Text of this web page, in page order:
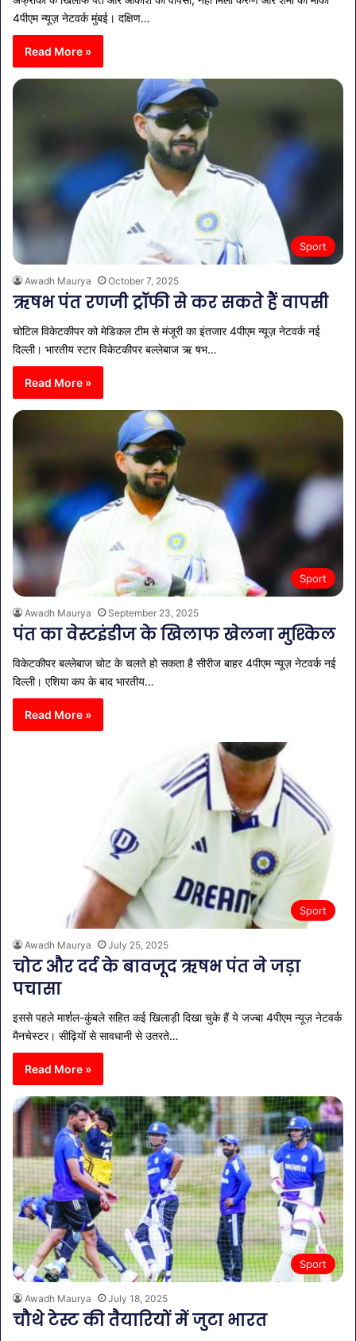
4पीएम न्यूज़ नेटवर्क मुंबई। दक्षिण…
Read More »
Sport
Awadh Maurya October 7, 2025
ऋषभ पंत रणजी ट्रॉफी से कर सकते हैं वापसी
चोटिल विकेटकीपर को मेडिकल टीम से मंजूरी का इंतजार 4पीएम न्यूज़ नेटवर्क नई
दिल्ली। भारतीय स्टार विकेटकीपर बल्लेबाज ऋ षभ…
Read More »
Sport
Awadh Maurya September 23, 2025
पंत का वेस्टइंडीज के खिलाफ खेलना मुश्किल
विकेटकीपर बल्लेबाज चोट के चलते हो सकता है सीरीज बाहर 4पीएम न्यूज़ नेटवर्क नई
दिल्ली। एशिया कप के बाद भारतीय…
Read More »
Sport
Awadh Maurya July 25, 2025
चोट और दर्द के बावजूद ऋषभ पंत ने जड़ा
पचासा
इससे पहले मार्शल-कुंबले सहित कई खिलाड़ी दिखा चुके हैं ये जज्बा 4पीएम न्यूज़ नेटवर्क
मैनचेस्टर। सीढ़ियों से सावधानी से उतरते…
Read More »
Sport
Awadh Maurya July 18, 2025
चौथे टेस्ट की तैयारियों में जुटा भारत